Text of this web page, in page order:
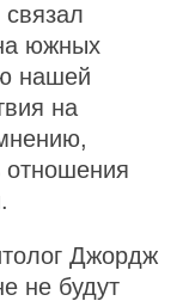
южных
нашей
на
отношения
Джордж
не будут